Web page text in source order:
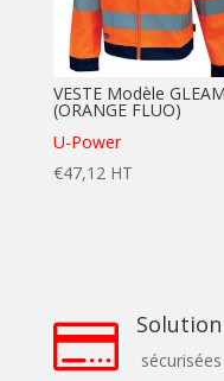
VESTE Modèle GLEAM
(ORANGE FLUO)
U-Power
€47,12 HT
